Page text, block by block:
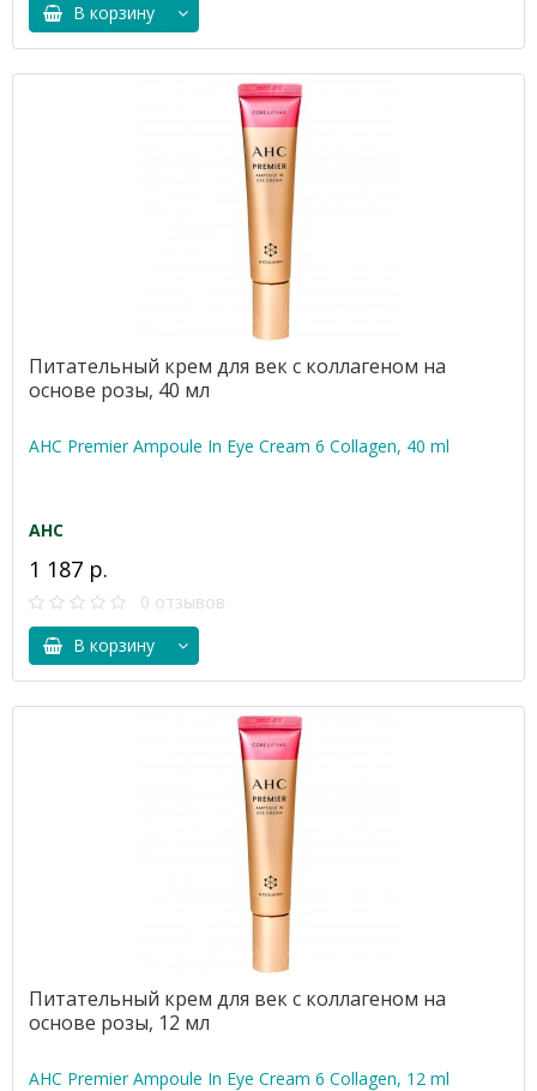
В корзину
Питательный крем для век с коллагеном на
основе розы, 40 мл
AHC Premier Ampoule In Eye Cream 6 Collagen, 40 ml
AHC
1 187 р.
0 отзывов
В корзину
Питательный крем для век с коллагеном на
основе розы, 12 мл
AHC Premier Ampoule In Eye Cream 6 Collagen, 12 ml